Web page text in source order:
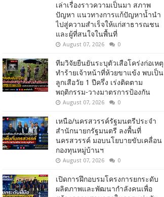
เล่าเรื่องราวความเป็นมา สภาพ
ปัญหา แนวทางการแก้ปัญหาน้ำนำ
ไปสู่ความสำเร็จให้แก่สาธารณชน
และผู้ที่สนใจในพื้นที่
August 07, 2026 0
ทีมวิจัยยืนยันระบุตัวเสือโคร่งก่อเหตุ
ทำร้ายเจ้าหน้าที่ห้วยขาแข้ง พบเป็น
ลูกเสือวัย 1 ปีครึ่ง เร่งติดตาม
พฤติกรรม-วางมาตรการป้องกัน
August 07, 2026 0
เหนือ/นครสวรรค์รัฐมนตรีประจำ
สำนักนายกรัฐมนตรี ลงพื้นที่
นครสวรรค์ มอบนโยบายขับเคลื่อน
กองทุนหมู่บ้านฯ
August 07, 2026 0
เปิดการฝึกอบรมโครงการยกระดับ
ผลิตภาพและพัฒนากำลังคนเพื่อ